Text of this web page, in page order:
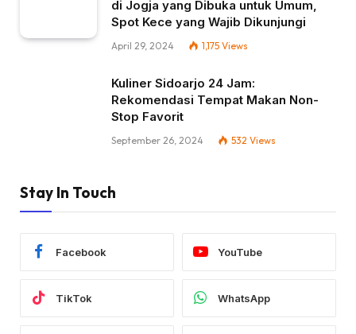
di Jogja yang Dibuka untuk Umum,
Spot Kece yang Wajib Dikunjungi
April 29, 2024 1,175 Views
Kuliner Sidoarjo 24 Jam:
Rekomendasi Tempat Makan Non-
Stop Favorit
September 26, 2024 532 Views
Stay In Touch
Facebook YouTube
TikTok WhatsApp